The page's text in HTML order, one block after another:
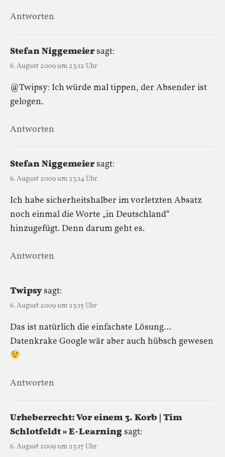
Antworten
Stefan Niggemeiersagt:
6. August 2009 um 23:12 Uhr
@Twipsy: Ich würde mal tippen, der Absender ist
gelogen.
Antworten
Stefan Niggemeiersagt:
6. August 2009 um 23:14 Uhr
Ich habe sicherheitshalber im vorletzten Absatz
noch einmal die Worte „in Deutschland“
hinzugefügt. Denn darum geht es.
Antworten
Twipsysagt:
6. August 2009 um 23:15 Uhr
Das ist natürlich die einfachste Lösung…
Datenkrake Google wär aber auch hübsch gewesen
Antworten
Urheberrecht: Vor einem 3. Korb | Tim
Schlotfeldt » E-Learningsagt:
6. August 2009 um 23:17 Uhr